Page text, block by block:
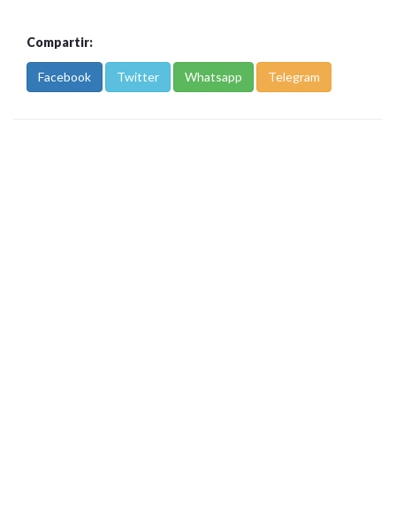
Compartir:
Facebook Twitter Whatsapp Telegram